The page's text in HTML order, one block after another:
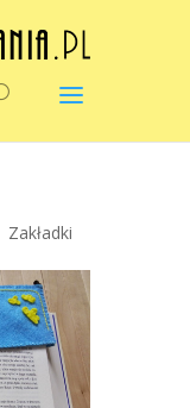
Zakładki